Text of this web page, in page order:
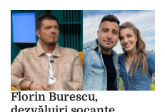
Florin Burescu,